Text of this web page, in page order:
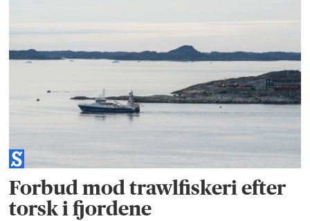
Forbud mod trawlfiskeri efter
torsk i fjordene